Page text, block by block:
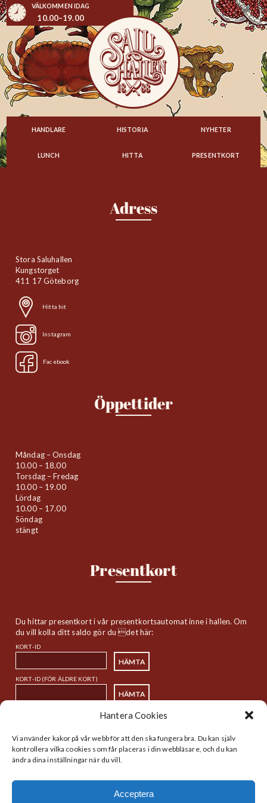
Hantera Cookies
Vi använder kakor på vår webb för att den ska fungera bra. Du kan själv
kontrollera vilka cookies som får placeras i din webbläsare, och du kan
ändra dina inställningar när du vill.
Acceptera
VÄLKOMMEN IDAG
10.00–19.00
HANDLARE HISTORIA NYHETER
LUNCH HITTA PRESENTKORT
Adress
Stora Saluhallen
Kungstorget
411 17 Göteborg
Hitta hit
Instagram
Facebook
Öppettider
Måndag – Onsdag
10.00 – 18.00
Torsdag – Fredag
10.00 – 19.00
Lördag
10.00 – 17.00
Söndag
stängt
Presentkort
Du hittar presentkort i vår presentkortsautomat inne i hallen. Om
du vill kolla ditt saldo gör du det här:
KORT-ID
KORT-ID (FÖR ÄLDRE KORT)
Sitemap
Startsida
Handlare
Lunch